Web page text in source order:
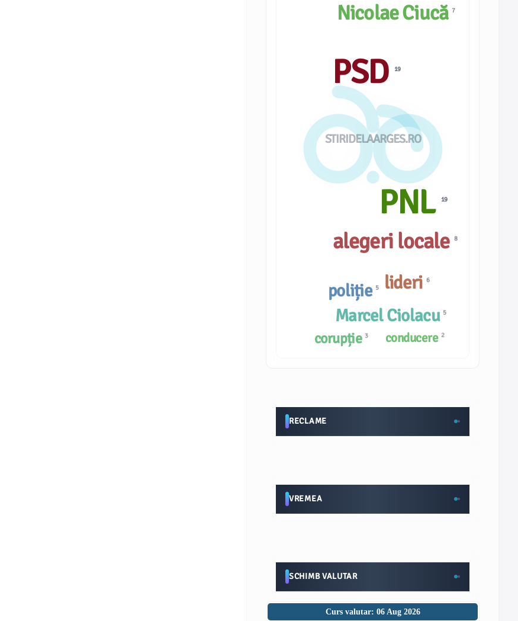
STIRIDELAARGES.RO
alegeri locale 8
conducere 2
poliție 5 lideri 6
PSD 19
PNL 19
corupție 3
Nicolae Ciucă7
Marcel Ciolacu 5
RECLAME
VREMEA
SCHIMB VALUTAR
Curs valutar: 06 Aug 2026